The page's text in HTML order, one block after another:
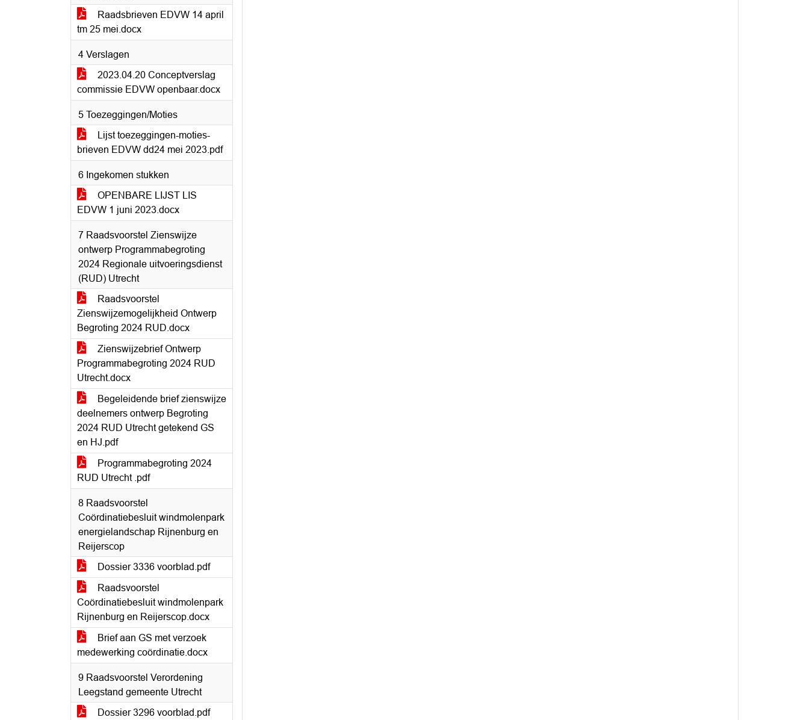
Raadsbrieven EDVW 14 april
tm 25 mei.docx
4 Verslagen
2023.04.20 Conceptverslag
commissie EDVW openbaar.docx
5 Toezeggingen/Moties
Lijst toezeggingen-moties-
brieven EDVW dd24 mei 2023.pdf
6 Ingekomen stukken
OPENBARE LIJST LIS
EDVW 1 juni 2023.docx
7 Raadsvoorstel Zienswijze
ontwerp Programmabegroting
2024 Regionale uitvoeringsdienst
(RUD) Utrecht
Raadsvoorstel
Zienswijzemogelijkheid Ontwerp
Begroting 2024 RUD.docx
Zienswijzebrief Ontwerp
Programmabegroting 2024 RUD
Utrecht.docx
Begeleidende brief zienswijze
deelnemers ontwerp Begroting
2024 RUD Utrecht getekend GS
en HJ.pdf
Programmabegroting 2024
RUD Utrecht .pdf
8 Raadsvoorstel
Coördinatiebesluit windmolenpark
energielandschap Rijnenburg en
Reijerscop
Dossier 3336 voorblad.pdf
Raadsvoorstel
Coördinatiebesluit windmolenpark
Rijnenburg en Reijerscop.docx
Brief aan GS met verzoek
medewerking coördinatie.docx
9 Raadsvoorstel Verordening
Leegstand gemeente Utrecht
Dossier 3296 voorblad.pdf